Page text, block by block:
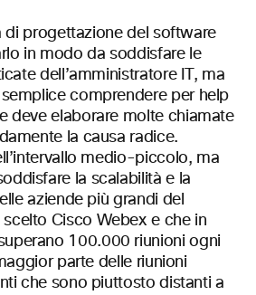
di progettazione del software
in modo da soddisfare le
dell’amministratore IT, ma
comprendere per help
deve elaborare molte chiamate
la causa radice.
medio-piccolo, ma
la scalabilità e la
aziende più grandi del
Cisco Webex e che in
100.000 riunioni ogni
parte delle riunioni
che sono piuttosto distanti a